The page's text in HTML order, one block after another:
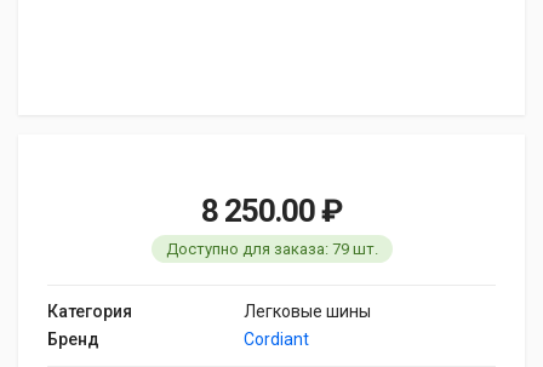
8 250.00 ₽
Доступно для заказа: 79 шт.
Категория
Легковые шины
Бренд
Cordiant